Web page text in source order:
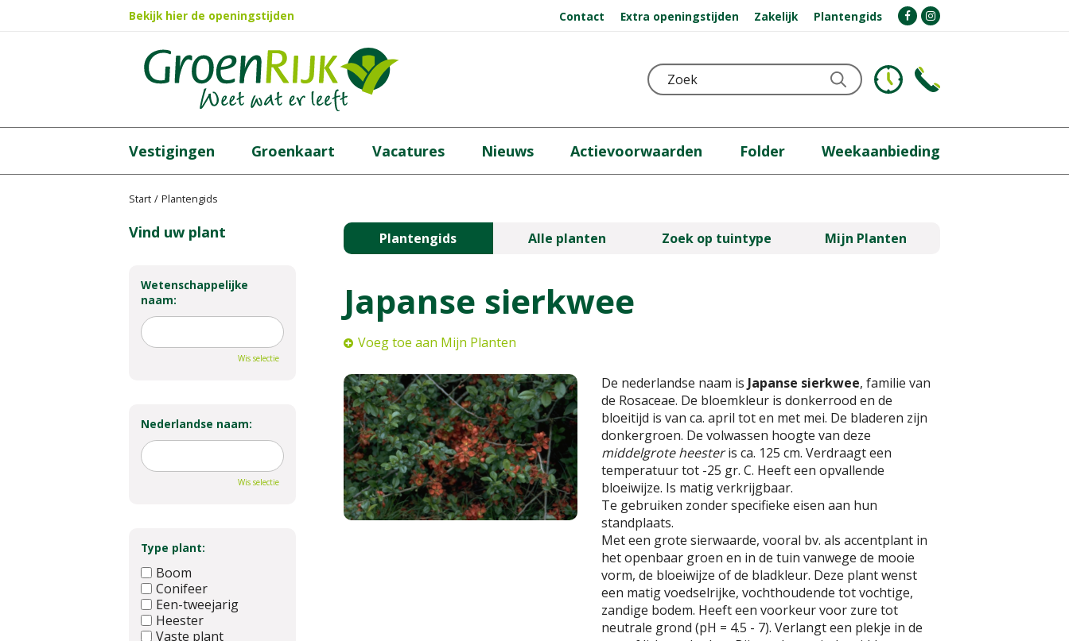
Start Plantengids
Bekijk hier de openingstijden Contact Extra openingstijden Zakelijk Plantengids
Vestigingen Groenkaart Vacatures Nieuws Actievoorwaarden Folder Weekaanbieding
Plantengids Alle planten Zoek op tuintype Mijn Planten
Japanse sierkwee
Voeg toe aan Mijn Planten
De nederlandse naam is Japanse sierkwee, familie van
de Rosaceae. De bloemkleur is donkerrood en de
bloeitijd is van ca. april tot en met mei. De bladeren zijn
donkergroen. De volwassen hoogte van deze
middelgrote heesteris ca. 125 cm. Verdraagt een
temperatuur tot -25 gr. C. Heeft een opvallende
bloeiwijze. Is matig verkrijgbaar.
Te gebruiken zonder specifieke eisen aan hun
standplaats.
Met een grote sierwaarde, vooral bv. als accentplant in
het openbaar groen en in de tuin vanwege de mooie
vorm, de bloeiwijze of de bladkleur. Deze plant wenst
een matig voedselrijke, vochthoudende tot vochtige,
zandige bodem. Heeft een voorkeur voor zure tot
neutrale grond (pH = 4.5 - 7). Verlangt een plekje in de
Vind uw plant
Wetenschappelijke
naam:
Wis selectie
Nederlandse naam:
Wis selectie
Type plant:
Boom
Conifeer
Een-tweejarig
Heester
Vaste plant